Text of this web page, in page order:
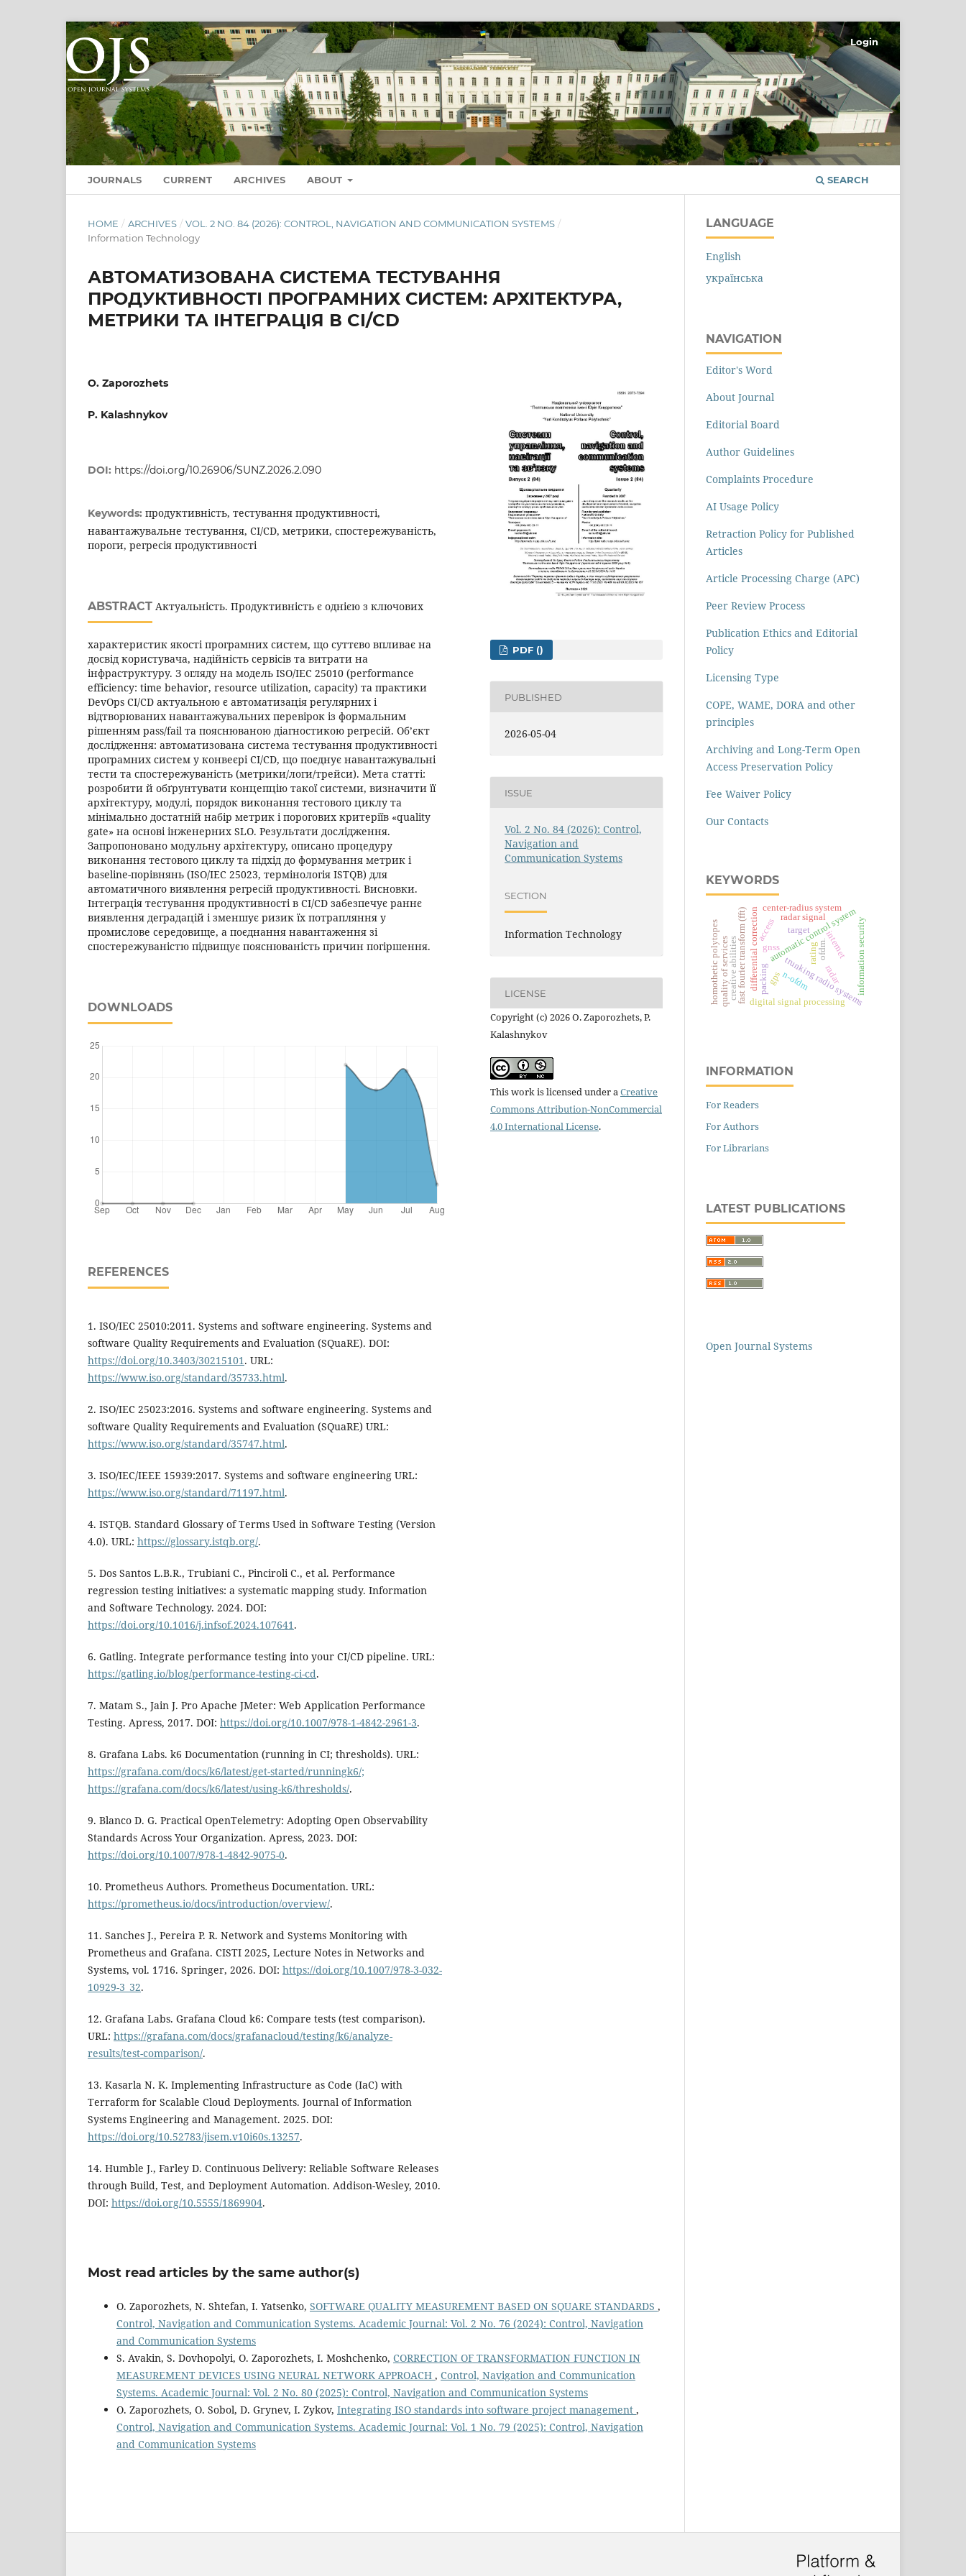
JOURNALS CURRENT ARCHIVES ABOUT SEARCH
Login
HOME / ARCHIVES / VOL. 2 NO. 84 (2026): CONTROL, NAVIGATION AND COMMUNICATION SYSTEMS /
Information Technology
АВТОМАТИЗОВАНА СИСТЕМА ТЕСТУВАННЯ
ПРОДУКТИВНОСТІ ПРОГРАМНИХ СИСТЕМ: АРХІТЕКТУРА,
МЕТРИКИ ТА ІНТЕГРАЦІЯ В CI/CD
O. Zaporozhets
P. Kalashnykov
DOI: https://doi.org/10.26906/SUNZ.2026.2.090
Keywords: продуктивність, тестування продуктивності,
навантажувальне тестування, CI/CD, метрики, спостережуваність,
пороги, регресія продуктивності
ABSTRACT Актуальність. Продуктивність є однією з ключових
характеристик якості програмних систем, що суттєво впливає на
досвід користувача, надійність сервісів та витрати на
інфраструктуру. З огляду на модель ISO/IEC 25010 (performance
efficiency: time behavior, resource utilization, capacity) та практики
DevOps CI/CD актуальною є автоматизація регулярних і
відтворюваних навантажувальних перевірок із формальним
рішенням pass/fail та пояснюваною діагностикою регресій. Об’єкт
дослідження: автоматизована система тестування продуктивності
програмних систем у конвеєрі CI/CD, що поєднує навантажувальні
тести та спостережуваність (метрики/логи/трейси). Мета статті:
розробити й обґрунтувати концепцію такої системи, визначити її
архітектуру, модулі, порядок виконання тестового циклу та
мінімально достатній набір метрик і порогових критеріїв «quality
gate» на основі інженерних SLO. Результати дослідження.
Запропоновано модульну архітектуру, описано процедуру
виконання тестового циклу та підхід до формування метрик і
baseline-порівнянь (ISO/IEC 25023, термінологія ISTQB) для
автоматичного виявлення регресій продуктивності. Висновки.
Інтеграція тестування продуктивності в CI/CD забезпечує раннє
виявлення деградацій і зменшує ризик їх потрапляння у
промислове середовище, а поєднання навантаження зі
спостережуваністю підвищує пояснюваність причин погіршення.
DOWNLOADS
REFERENCES
1. ISO/IEC 25010:2011. Systems and software engineering. Systems and
software Quality Requirements and Evaluation (SQuaRE). DOI:
https://doi.org/10.3403/30215101. URL:
https://www.iso.org/standard/35733.html.
2. ISO/IEC 25023:2016. Systems and software engineering. Systems and
software Quality Requirements and Evaluation (SQuaRE) URL:
https://www.iso.org/standard/35747.html.
3. ISO/IEC/IEEE 15939:2017. Systems and software engineering URL:
https://www.iso.org/standard/71197.html.
4. ISTQB. Standard Glossary of Terms Used in Software Testing (Version
4.0). URL: https://glossary.istqb.org/.
5. Dos Santos L.B.R., Trubiani C., Pinciroli C., et al. Performance
regression testing initiatives: a systematic mapping study. Information
and Software Technology. 2024. DOI:
https://doi.org/10.1016/j.infsof.2024.107641.
6. Gatling. Integrate performance testing into your CI/CD pipeline. URL:
https://gatling.io/blog/performance-testing-ci-cd.
7. Matam S., Jain J. Pro Apache JMeter: Web Application Performance
Testing. Apress, 2017. DOI: https://doi.org/10.1007/978-1-4842-2961-3.
8. Grafana Labs. k6 Documentation (running in CI; thresholds). URL:
https://grafana.com/docs/k6/latest/get-started/runningk6/;
https://grafana.com/docs/k6/latest/using-k6/thresholds/.
9. Blanco D. G. Practical OpenTelemetry: Adopting Open Observability
Standards Across Your Organization. Apress, 2023. DOI:
https://doi.org/10.1007/978-1-4842-9075-0.
10. Prometheus Authors. Prometheus Documentation. URL:
https://prometheus.io/docs/introduction/overview/.
11. Sanches J., Pereira P. R. Network and Systems Monitoring with
Prometheus and Grafana. CISTI 2025, Lecture Notes in Networks and
Systems, vol. 1716. Springer, 2026. DOI: https://doi.org/10.1007/978-3-032-
10929-3_32.
12. Grafana Labs. Grafana Cloud k6: Compare tests (test comparison).
URL: https://grafana.com/docs/grafanacloud/testing/k6/analyze-
results/test-comparison/.
13. Kasarla N. K. Implementing Infrastructure as Code (IaC) with
Terraform for Scalable Cloud Deployments. Journal of Information
Systems Engineering and Management. 2025. DOI:
https://doi.org/10.52783/jisem.v10i60s.13257.
14. Humble J., Farley D. Continuous Delivery: Reliable Software Releases
through Build, Test, and Deployment Automation. Addison-Wesley, 2010.
DOI: https://doi.org/10.5555/1869904.
PDF ()
PUBLISHED
2026-05-04
ISSUE
Vol. 2 No. 84 (2026): Control,
Navigation and
Communication Systems
SECTION
Information Technology
LICENSE
Copyright (c) 2026 O. Zaporozhets, P.
Kalashnykov
This work is licensed under aCreative
Commons Attribution-NonCommercial
4.0 International License.
Most read articles by the same author(s)
O. Zaporozhets, N. Shtefan, I. Yatsenko, SOFTWARE QUALITY MEASUREMENT BASED ON SQUARE STANDARDS ,
Control, Navigation and Communication Systems. Academic Journal: Vol. 2 No. 76 (2024): Control, Navigation
and Communication Systems
S. Avakin, S. Dovhopolyi, O. Zaporozhets, I. Moshchenko, CORRECTION OF TRANSFORMATION FUNCTION IN
MEASUREMENT DEVICES USING NEURAL NETWORK APPROACH , Control, Navigation and Communication
Systems. Academic Journal: Vol. 2 No. 80 (2025): Control, Navigation and Communication Systems
O. Zaporozhets, O. Sobol, D. Grynev, I. Zykov, Integrating ISO standards into software project management ,
Control, Navigation and Communication Systems. Academic Journal: Vol. 1 No. 79 (2025): Control, Navigation
and Communication Systems
LANGUAGE
English
українська
NAVIGATION
Editor's Word
About Journal
Editorial Board
Author Guidelines
Complaints Procedure
AI Usage Policy
Retraction Policy for Published
Articles
Article Processing Charge (APC)
Peer Review Process
Publication Ethics and Editorial
Policy
Licensing Type
COPE, WAME, DORA and other
principles
Archiving and Long-Term Open
Access Preservation Policy
Fee Waiver Policy
Our Contacts
KEYWORDS
gps
automatic control system
gnss
differential correction trunking radio systems
n-ofdm
ofdm.
fast fourier transform (fft) digital signal processing
creative abilities internet
access
quality of services rating information security
radar signal
radar
target
center-radius system
homothetic polytopes packing
INFORMATION
For Readers
For Authors
For Librarians
LATEST PUBLICATIONS
Open Journal Systems